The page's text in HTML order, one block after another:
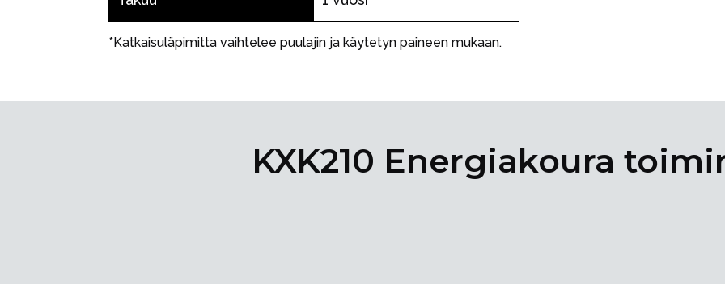
*Katkaisuläpimitta vaihtelee puulajin ja käytetyn paineen mukaan.
KXK210 Energiakoura